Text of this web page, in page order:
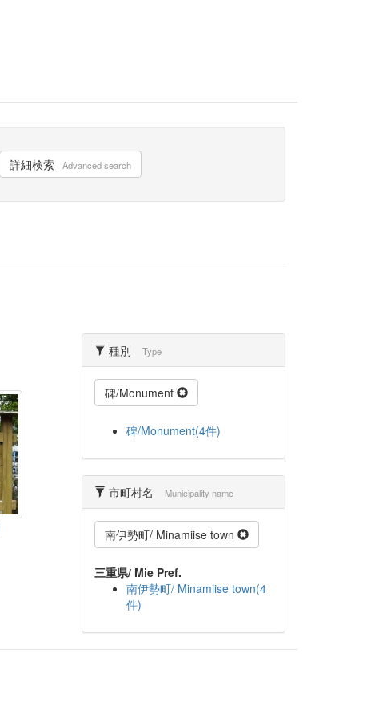
詳細検索 Advanced search
種別 Type
碑/Monument
碑/Monument(4件)
市町村名 Municipality name
南伊勢町/ Minamiise town
三重県/ Mie Pref.
南伊勢町/ Minamiise town(4
件)